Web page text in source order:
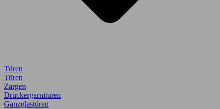
Türen
Türen
Zargen
Drückergarnituren
Ganzglastüren